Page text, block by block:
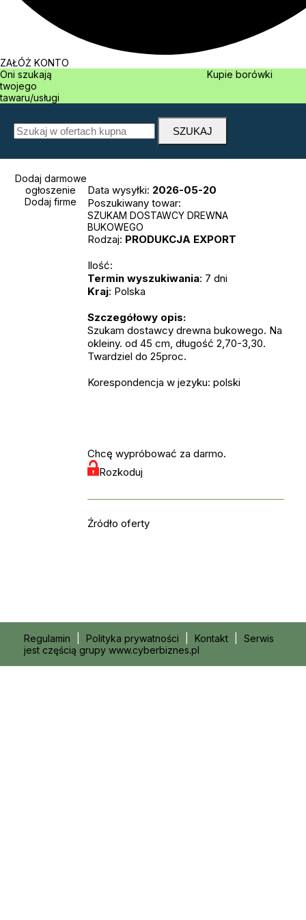
ZAŁÓŻ KONTO
Oni szukają
twojego
tawaru/usługi
Kupie borówki
Dodaj darmowe
ogłoszenie
Dodaj firme
Data wysyłki: 2026-05-20
Poszukiwany towar:
SZUKAM DOSTAWCY DREWNA
BUKOWEGO
Rodzaj: PRODUKCJA EXPORT
Ilość:
Termin wyszukiwania: 7 dni
Kraj: Polska
Szczegółowy opis:
Szukam dostawcy drewna bukowego. Na
okleiny. od 45 cm, długość 2,70-3,30.
Twardziel do 25proc.
Korespondencja w jezyku: polski
Chcę wypróbować za darmo.
Rozkoduj
Źródło oferty
Regulamin Polityka prywatności Kontakt
Serwis
jest częścią grupy www.cyberbiznes.pl